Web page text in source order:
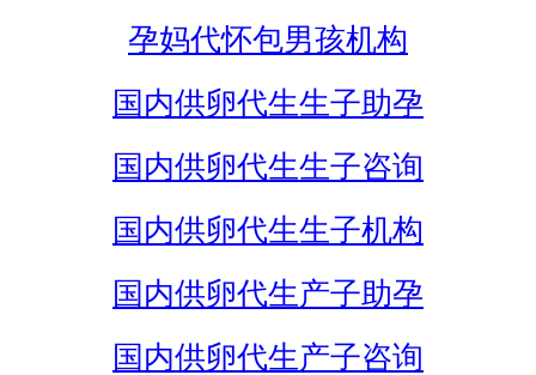
孕妈代怀包男孩机构
国内供卵代生生子助孕
国内供卵代生生子咨询
国内供卵代生生子机构
国内供卵代生产子助孕
国内供卵代生产子咨询